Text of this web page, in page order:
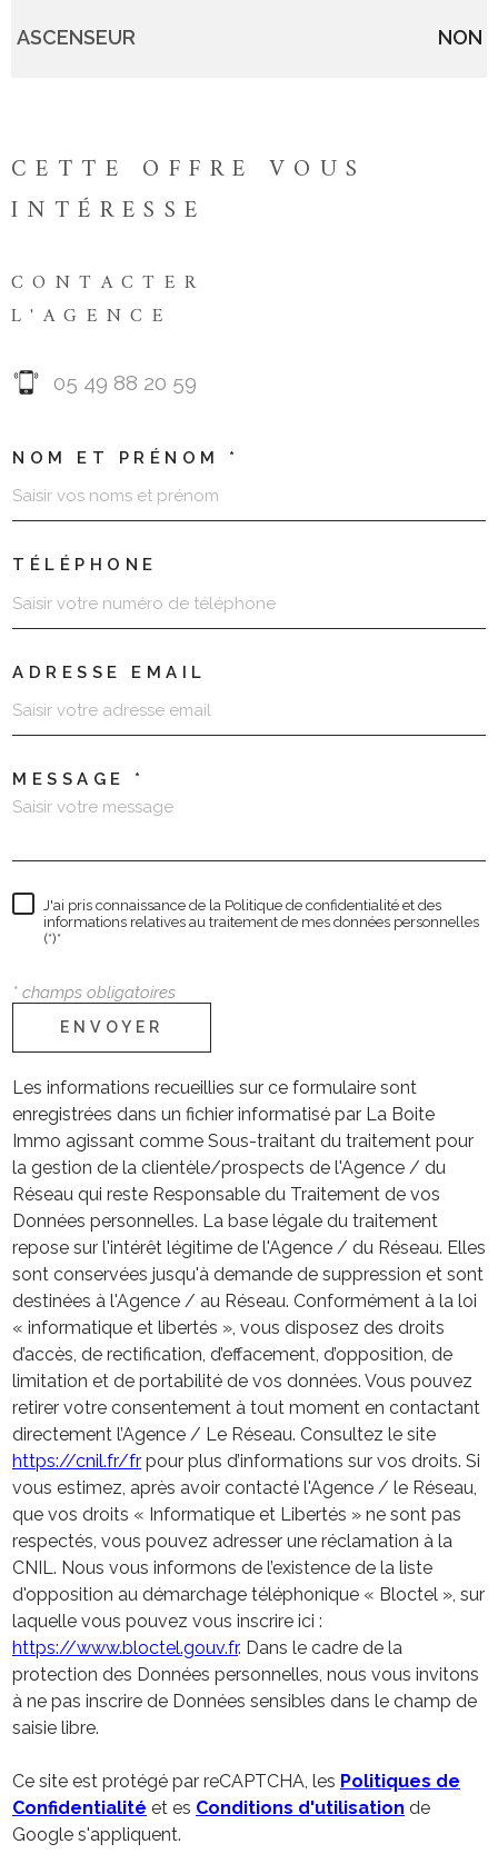
ASCENSEUR NON
CETTE OFFRE VOUS
INTÉRESSE
CONTACTER
L'AGENCE
05 49 88 20 59
NOM ET PRÉNOM *
TÉLÉPHONE
ADRESSE EMAIL
MESSAGE *
J'ai pris connaissance de la Politique de confidentialité et des
informations relatives au traitement de mes données personnelles
(*)*
* champs obligatoires
ENVOYER
Les informations recueillies sur ce formulaire sont
enregistrées dans un fichier informatisé par La Boite
Immo agissant comme Sous-traitant du traitement pour
la gestion de la clientèle/prospects de l'Agence / du
Réseau qui reste Responsable du Traitement de vos
Données personnelles. La base légale du traitement
repose sur l'intérêt légitime de l'Agence / du Réseau. Elles
sont conservées jusqu'à demande de suppression et sont
destinées à l'Agence / au Réseau. Conformément à la loi
« informatique et libertés », vous disposez des droits
d’accès, de rectification, d’effacement, d’opposition, de
limitation et de portabilité de vos données. Vous pouvez
retirer votre consentement à tout moment en contactant
directement l’Agence / Le Réseau. Consultez le site
https://cnil.fr/fr pour plus d’informations sur vos droits. Si
vous estimez, après avoir contacté l'Agence / le Réseau,
que vos droits « Informatique et Libertés » ne sont pas
respectés, vous pouvez adresser une réclamation à la
CNIL. Nous vous informons de l’existence de la liste
d'opposition au démarchage téléphonique « Bloctel », sur
laquelle vous pouvez vous inscrire ici :
https://www.bloctel.gouv.fr. Dans le cadre de la
protection des Données personnelles, nous vous invitons
à ne pas inscrire de Données sensibles dans le champ de
saisie libre.
Ce site est protégé par reCAPTCHA, les Politiques de
Confidentialité et es Conditions d'utilisation de
Google s'appliquent.